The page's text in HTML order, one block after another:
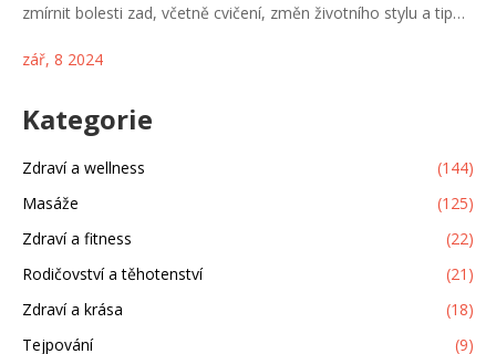
zmírnit bolesti zad, včetně cvičení, změn životního stylu a tipů
když vás záda bolí. Čtěte dál a objevte nejlepší způsoby, jak se
zář, 8 2024
Kategorie
Zdraví a wellness
(144)
Masáže
(125)
Zdraví a fitness
(22)
Rodičovství a těhotenství
(21)
Zdraví a krása
(18)
Tejpování
(9)